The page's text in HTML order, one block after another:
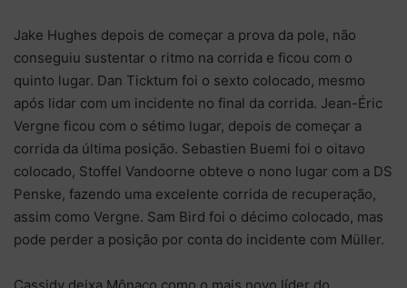
Jake Hughes depois de começar a prova da pole, não
conseguiu sustentar o ritmo na corrida e ficou com o
quinto lugar. Dan Ticktum foi o sexto colocado, mesmo
após lidar com um incidente no final da corrida. Jean-Éric
Vergne ficou com o sétimo lugar, depois de começar a
corrida da última posição. Sebastien Buemi foi o oitavo
colocado, Stoffel Vandoorne obteve o nono lugar com a DS
Penske, fazendo uma excelente corrida de recuperação,
assim como Vergne. Sam Bird foi o décimo colocado, mas
pode perder a posição por conta do incidente com Müller.